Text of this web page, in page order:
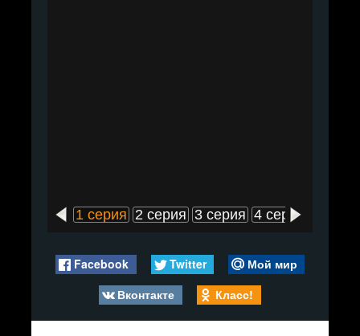
1 серия 2 серия 3 серия 4 серия
Facebook Twitter
Мой мир
Вконтакте
Класс!